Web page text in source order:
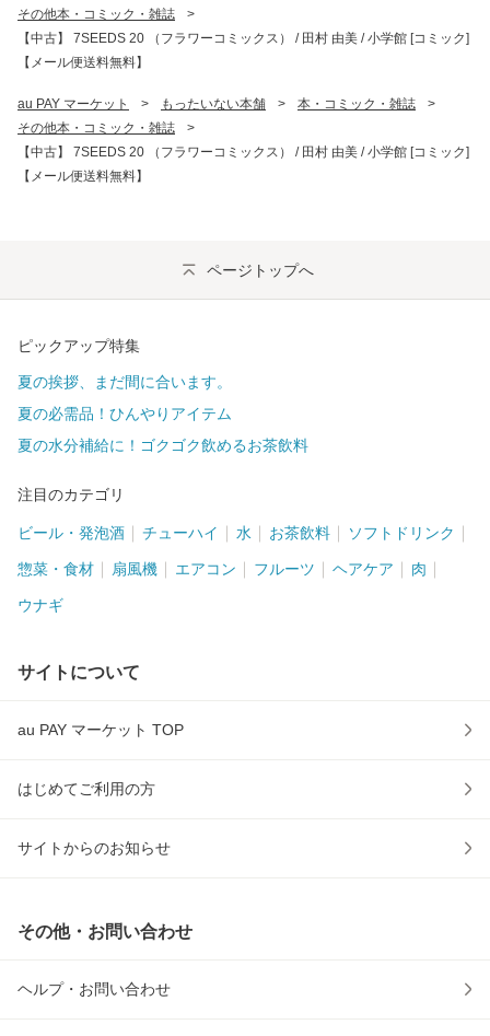
その他本・コミック・雑誌
>
【中古】 7SEEDS 20 （フラワーコミックス） / 田村 由美 / 小学館 [コミック]
【メール便送料無料】
au PAY マーケット > もったいない本舗 > 本・コミック・雑誌
>
その他本・コミック・雑誌
>
【中古】 7SEEDS 20 （フラワーコミックス） / 田村 由美 / 小学館 [コミック]
【メール便送料無料】
ページトップへ
ピックアップ特集
夏の挨拶、まだ間に合います。
夏の必需品！ひんやりアイテム
夏の水分補給に！ゴクゴク飲めるお茶飲料
注目のカテゴリ
ビール・発泡酒 チューハイ 水 お茶飲料 ソフトドリンク
惣菜・食材 扇風機 エアコン フルーツ ヘアケア 肉
ウナギ
サイトについて
au PAY マーケット TOP
はじめてご利用の方
サイトからのお知らせ
その他・お問い合わせ
ヘルプ・お問い合わせ